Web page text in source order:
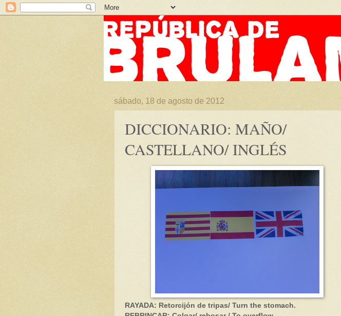
sábado, 18 de agosto de 2012
DICCIONARIO: MAÑO/
CASTELLANO/ INGLÉS
RAYADA: Retorcijón de tripas/ Turn the stomach.